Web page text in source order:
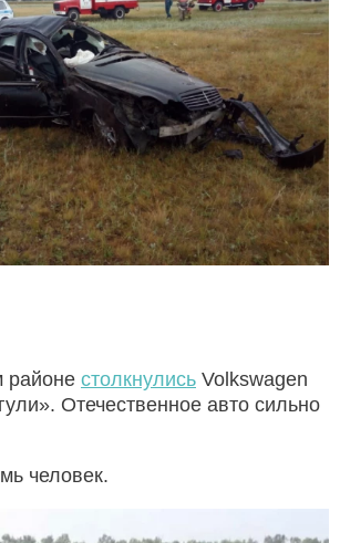
районе столкнулись Volkswagen
Отечественное авто сильно
человек.